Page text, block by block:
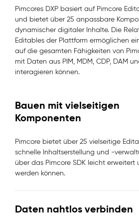
Pimcores DXP basiert auf Pimcore
und bietet über 25 anpassbare
dynamischer digitaler Inhalte. Die
Editables der Plattform ermöglichen
auf die gesamten Fähigkeiten von
mit Daten aus PIM, MDM, CDP, DAM
interagieren können.
Bauen mit vielseitigen
Komponenten
Pimcore bietet über 25 vielseitige
schnelle Inhaltserstellung und -
über das Pimcore SDK leicht
werden können.
Daten nahtlos verbinden